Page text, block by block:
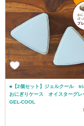
■【2個セット】ジェルクール
おにぎりケース オイスターグ
GEL-COOL